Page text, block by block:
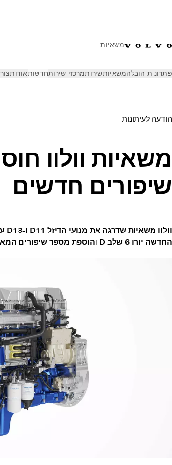
משאיות
פתרונות הובלהמשאיותשירותמרכזי שירותחדשותאודות
הודעה לעיתונות
משאיות וולוו
שיפורים חדשים
החדשה יורו 6 שלב D והוספת מספר שיפורים המאפשרים הפחתה בהוצאות הדלק.